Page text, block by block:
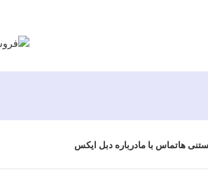
هاتماس با مادرباره دبل ایکس